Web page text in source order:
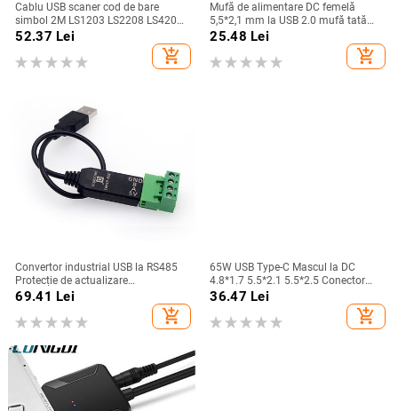
Cablu USB scaner cod de bare
simbol 2M LS1203 LS2208 LS4208
LS3008 CBA-U01-S07ZAR
52.37 Lei
add_shopping_cart
Mufă de alimentare DC femelă
5,5*2,1 mm la USB 2.0 mufă tată
mirco tip c mufă femelă mufă 5V
Adaptor convertor conector pentru
laptop
25.48 Lei
add_shopping_cart
Convertor industrial USB la RS485
Protecție de actualizare
Compatibilitate convertizor RS232
Compatibilitate V2.0 Modul de
placă conector RS-485 A standard
69.41 Lei
add_shopping_cart
65W USB Type-C Mascul la DC
4.8*1.7 5.5*2.1 5.5*2.5 Conector
Femeie Adaptor Laptop Convertor
Mufă pentru Lenovo Hp Asus
36.47 Lei
add_shopping_cart